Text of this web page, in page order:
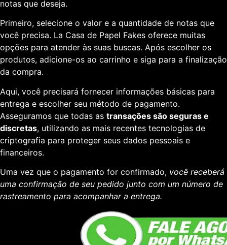
notas que deseja.
Primeiro, selecione o valor e a quantidade de notas que
você precisa. La Casa de Papel Fakes oferece muitas
opções para atender às suas buscas. Após escolher os
produtos, adicione-os ao carrinho e siga para a finalização
da compra.
Aqui, você precisará fornecer informações básicas para
entrega e escolher seu método de pagamento.
Asseguramos que todas as transações são seguras e
discretas, utilizando as mais recentes tecnologias de
criptografia para proteger seus dados pessoais e
financeiros.
Uma vez que o pagamento for confirmado, você receberá
uma confirmação de seu pedido junto com um número de
rastreamento para acompanhar a entrega.